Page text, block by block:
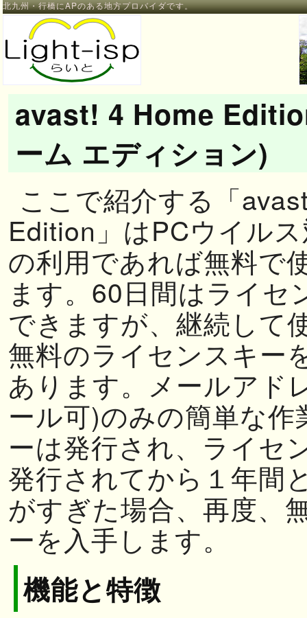
北九州・行橋にAPのある地方プロバイダです。
avast! 4 Home
ーム エディション)
ここで紹介する「
Edition」はPCウイル
の利用であれば無料で
ます。60日間はライセ
できますが、継続して
無料のライセンスキー
あります。メールアド
ール可)のみの簡単な
ーは発行され、ライセ
発行されてから１年間
がすぎた場合、再度、
ーを入手します。
機能と特徴